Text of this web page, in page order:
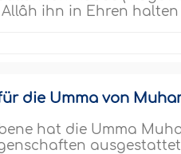
Allâh ihn in Ehren
die Umma von
hat die Umma